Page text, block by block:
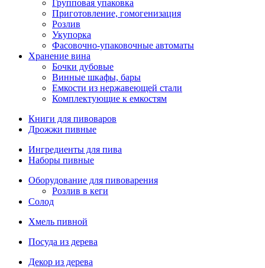
Групповая упаковка
Приготовление, гомогенизация
Розлив
Укупорка
Фасовочно-упаковочные автоматы
Хранение вина
Бочки дубовые
Винные шкафы, бары
Емкости из нержавеющей стали
Комплектующие к емкостям
Книги для пивоваров
Дрожжи пивные
Ингредиенты для пива
Наборы пивные
Оборудование для пивоварения
Розлив в кеги
Солод
Хмель пивной
Посуда из дерева
Декор из дерева